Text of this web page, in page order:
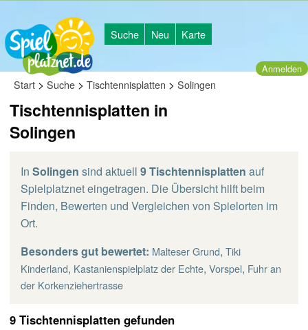
Suche Neu Karte
Anmelden
Start > Suche > Tischtennisplatten > Solingen
Tischtennisplatten in
Solingen
In Solingen sind aktuell 9 Tischtennisplatten auf
Spielplatznet eingetragen. Die Übersicht hilft beim
Finden, Bewerten und Vergleichen von Spielorten im
Ort.
Besonders gut bewertet: Malteser Grund, Tiki
Kinderland, Kastanienspielplatz der Echte, Vorspel, Fuhr an
der Korkenziehertrasse
9 Tischtennisplatten gefunden